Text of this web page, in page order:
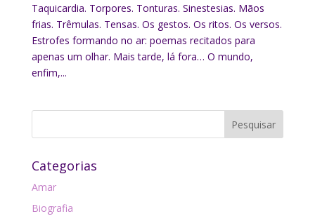
Taquicardia. Torpores. Tonturas. Sinestesias. Mãos
frias. Trêmulas. Tensas. Os gestos. Os ritos. Os versos.
Estrofes formando no ar: poemas recitados para
apenas um olhar. Mais tarde, lá fora… O mundo,
enfim,...
Categorias
Amar
Biografia